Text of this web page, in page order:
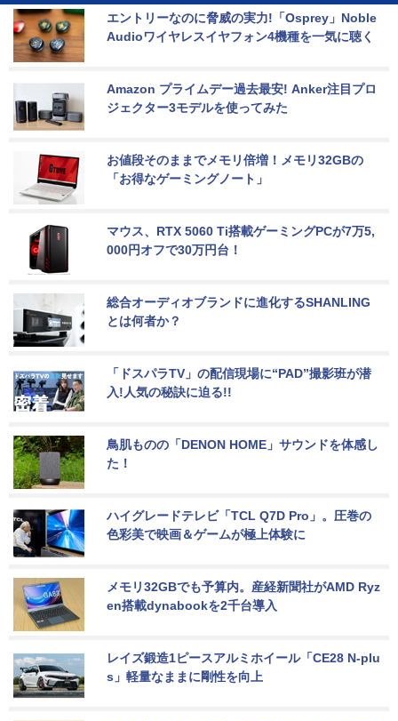
エントリーなのに脅威の実力!「Osprey」Noble
Audioワイヤレスイヤフォン4機種を一気に聴く
Amazon プライムデー過去最安! Anker注目プロ
ジェクター3モデルを使ってみた
お値段そのままでメモリ倍増！メモリ32GBの
「お得なゲーミングノート」
マウス、RTX 5060 Ti搭載ゲーミングPCが7万5,
000円オフで30万円台！
総合オーディオブランドに進化するSHANLING
とは何者か？
「ドスパラTV」の配信現場に“PAD”撮影班が潜
入!人気の秘訣に迫る!!
鳥肌ものの「DENON HOME」サウンドを体感し
た！
ハイグレードテレビ「TCL Q7D Pro」。圧巻の
色彩美で映画＆ゲームが極上体験に
メモリ32GBでも予算内。産経新聞社がAMD Ryz
en搭載dynabookを2千台導入
レイズ鍛造1ピースアルミホイール「CE28 N-plu
s」軽量なままに剛性を向上